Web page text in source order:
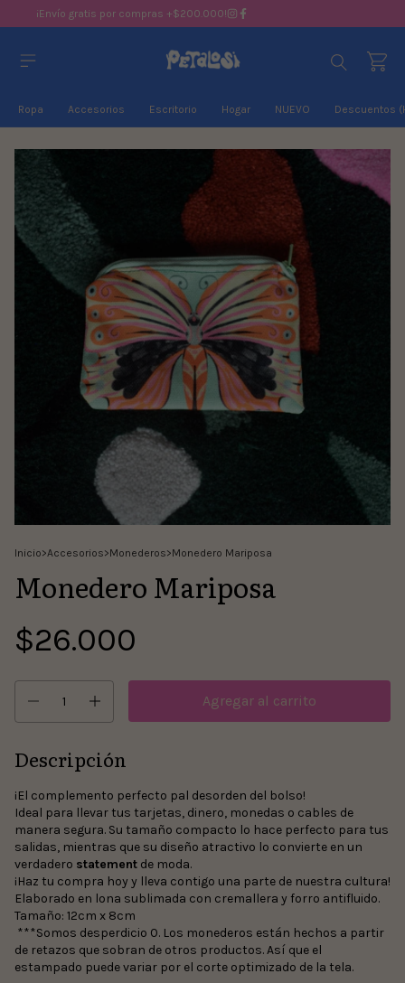
¡Envío gratis por compras +$200.000!
Ropa Accesorios Escritorio Hogar NUEVO Descuentos
Inicio>Accesorios>Monederos>Monedero Mariposa
Monedero Mariposa
$26.000
Descripción
¡El complemento perfecto pal desorden del bolso!
Ideal para llevar tus tarjetas, dinero, monedas o cables de
manera segura. Su tamaño compacto lo hace perfecto para tus
salidas, mientras que su diseño atractivo lo convierte en un
verdadero statement de moda.
¡Haz tu compra hoy y lleva contigo una parte de nuestra cultura!
Elaborado en lona sublimada con cremallera y forro antifluido.
Tamaño: 12cm x 8cm
***Somos desperdicio 0. Los monederos están hechos a partir
de retazos que sobran de otros productos. Así que el
estampado puede variar por el corte optimizado de la tela.